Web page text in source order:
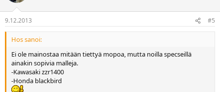
9.12.2013 #5
Hos sanoi:
Ei ole mainostaa mitään tiettyä mopoa, mutta noilla specseillä
ainakin sopivia malleja.
-Kawasaki zzr1400
-Honda blackbird